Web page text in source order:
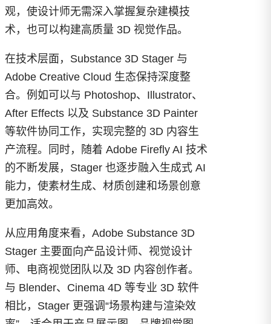
观，使设计师无需深入掌握复杂建模技
术，也可以构建高质量 3D 视觉作品。
在技术层面，Substance 3D Stager 与
Adobe Creative Cloud 生态保持深度整
合。例如可以与 Photoshop、Illustrator、
After Effects 以及 Substance 3D Painter
等软件协同工作，实现完整的 3D 内容生
产流程。同时，随着 Adobe Firefly AI 技术
的不断发展，Stager 也逐步融入生成式 AI
能力，使素材生成、材质创建和场景创意
更加高效。
从应用角度来看，Adobe Substance 3D
Stager 主要面向产品设计师、视觉设计
师、电商视觉团队以及 3D 内容创作者。
与 Blender、Cinema 4D 等专业 3D 软件
相比，Stager 更强调“场景构建与渲染效